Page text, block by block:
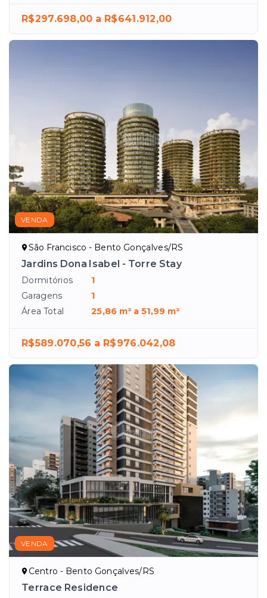
R$297.698,00 a R$641.912,00
VENDA
São Francisco - Bento Gonçalves/RS
Jardins Dona Isabel - Torre Stay
Dormitórios
1
Garagens
1
Área Total
25,86 m² a 51,99 m²
R$589.070,56 a R$976.042,08
VENDA
Centro - Bento Gonçalves/RS
Terrace Residence